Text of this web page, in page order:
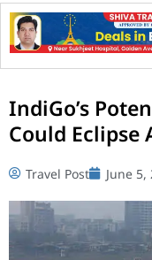
IndiGo’s
Could Eclipse
Travel Post June 5,